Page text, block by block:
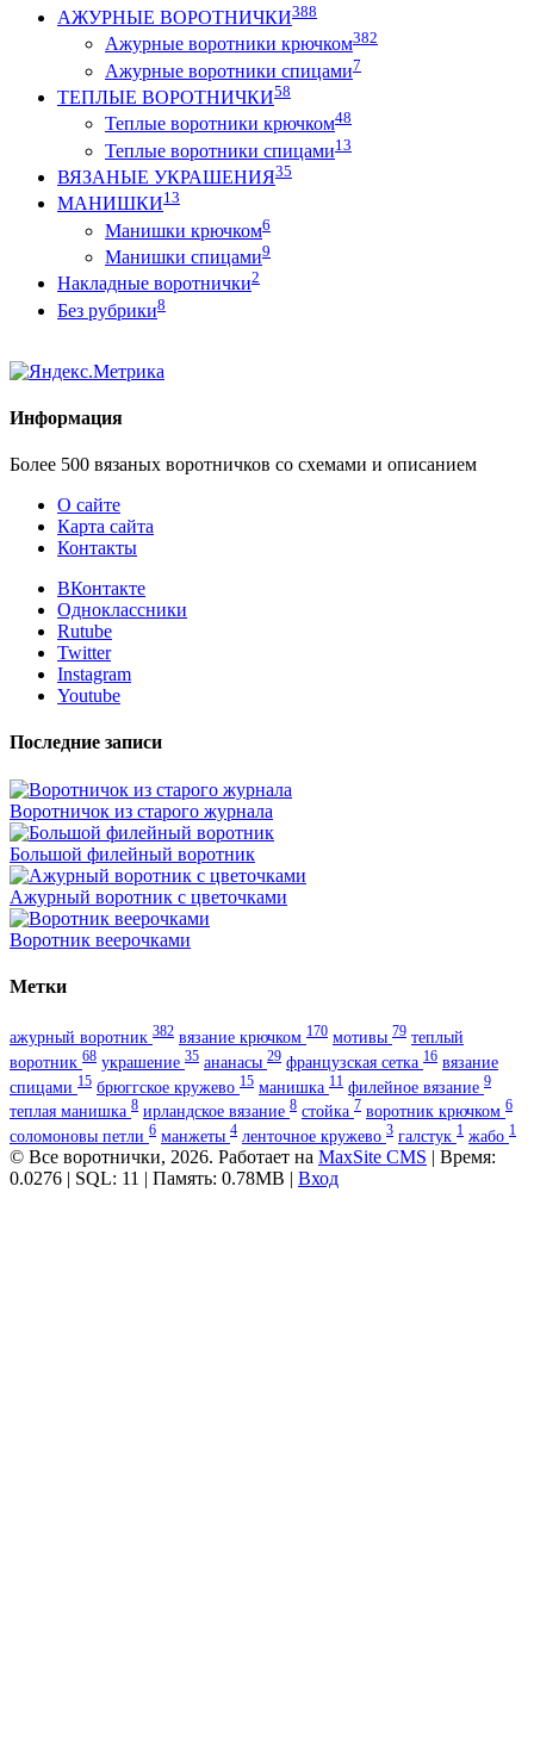
АЖУРНЫЕ ВОРОТНИЧКИ388
Ажурные воротники крючком382
Ажурные воротники спицами7
ТЕПЛЫЕ ВОРОТНИЧКИ58
Теплые воротники крючком48
Теплые воротники спицами13
ВЯЗАНЫЕ УКРАШЕНИЯ35
МАНИШКИ13
Манишки крючком6
Манишки спицами9
Накладные воротнички2
Без рубрики8
Информация
Более 500 вязаных воротничков со схемами и описанием
О сайте
Карта сайта
Контакты
ВКонтакте
Одноклассники
Rutube
Twitter
Instagram
Youtube
Последние записи
Воротничок из старого журнала
Большой филейный воротник
Ажурный воротник с цветочками
Воротник веерочками
Метки
ажурный воротник 382 вязание крючком 170 мотивы 79 теплый
воротник 68 украшение 35 ананасы 29 французская сетка 16 вязание
спицами 15 брюггское кружево 15 манишка 11 филейное вязание 9
теплая манишка 8 ирландское вязание 8 стойка 7 воротник крючком 6
соломоновы петли 6 манжеты 4 ленточное кружево 3 галстук 1 жабо 1
© Все воротнички, 2026. Работает на MaxSite CMS | Время:
0.0276 | SQL: 11 | Память: 0.78MB | Вход